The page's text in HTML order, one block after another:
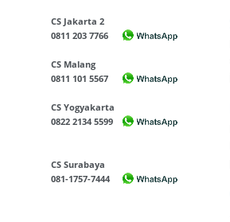
CS Jakarta 2
0811 203 7766
CS Malang
0811 101 5567
CS Yogyakarta
0822 2134 5599
CS Surabaya
081-1757-7444